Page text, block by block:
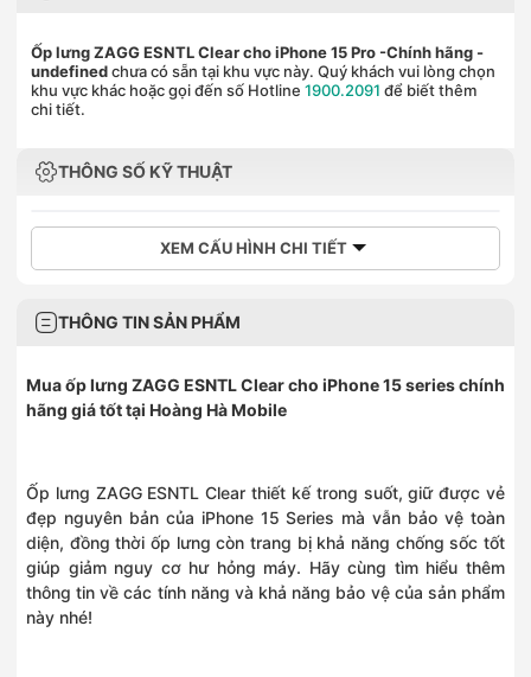
Ốp lưng ZAGG ESNTL Clear cho iPhone 15 Pro -Chính hãng -
undefinedchưa có sẵn tại khu vực này. Quý khách vui lòng chọn
khu vực khác hoặc gọi đến số Hotline 1900.2091 để biết thêm
chi tiết.
THÔNG SỐ KỸ THUẬT
XEM CẤU HÌNH CHI TIẾT
THÔNG TIN SẢN PHẨM
Mua ốp lưng ZAGG ESNTL Clear cho iPhone 15 series chính
hãng giá tốt tại Hoàng Hà Mobile
Ốp lưng ZAGG ESNTL Clear thiết kế trong suốt, giữ được vẻ
đẹp nguyên bản của iPhone 15 Series mà vẫn bảo vệ toàn
diện, đồng thời ốp lưng còn trang bị khả năng chống sốc tốt
giúp giảm nguy cơ hư hỏng máy. Hãy cùng tìm hiểu thêm
thông tin về các tính năng và khả năng bảo vệ của sản phẩm
này nhé!